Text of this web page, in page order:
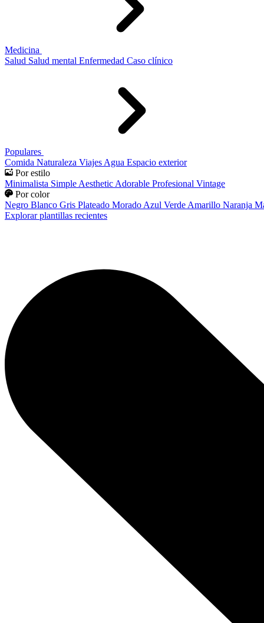
Medicina
Salud Salud mental Enfermedad Caso clínico
Populares
Comida Naturaleza Viajes Agua Espacio exterior
Por estilo
Minimalista Simple Aesthetic Adorable Profesional Vintage
Por color
Negro Blanco Gris Plateado Morado Azul Verde Amarillo Naranja
Explorar plantillas recientes